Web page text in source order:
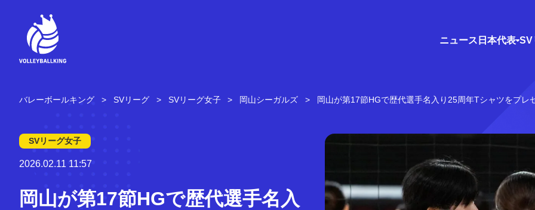
ニュース 日本代表 SV
バレーボールキング SVリーグ SVリーグ女子 岡山シーガルズ 岡山が第17節HGで歴代選手名入り25周年Tシャツをプレ
SVリーグ女子
2026.02.11 11:57
岡山が第17節HGで歴代選手名入